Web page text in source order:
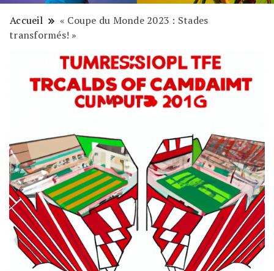
Accueil
« Coupe du Monde 2023 : Stades
transformés! »